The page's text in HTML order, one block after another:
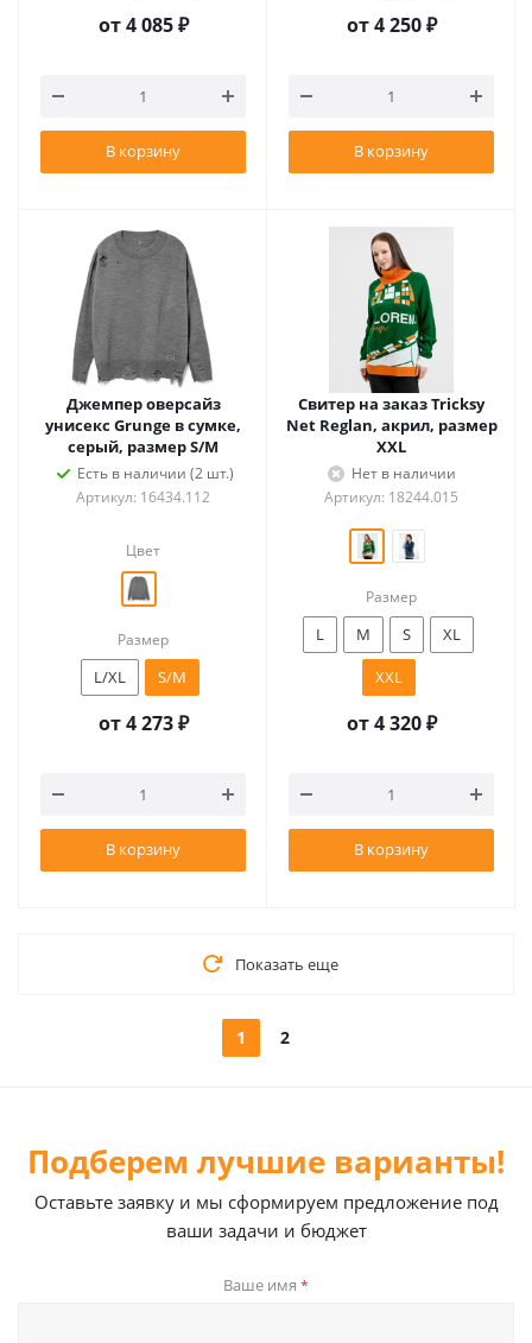
от4 085 ₽
В корзину
от4 250 ₽
В корзину
Джемпер оверсайз
унисекс Grunge в сумке,
серый, размер S/M
Есть в наличии (2 шт.)
Артикул: 16434.112
Цвет
Размер
L/XL S/M
от4 273 ₽
В корзину
Свитер на заказ Tricksy
Net Reglan, акрил, размер
XXL
Нет в наличии
Артикул: 18244.015
Размер
L M S
XL
XXL
от4 320 ₽
В корзину
Показать еще
1 2
Подберем лучшие варианты!
Оставьте заявку и мы сформируем предложение под
ваши задачи и бюджет
Ваше имя *